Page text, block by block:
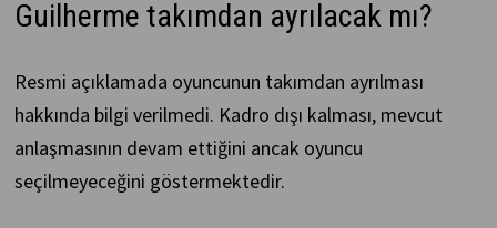
Guilherme takımdan ayrılacak mı?
Resmi açıklamada oyuncunun takımdan ayrılması
hakkında bilgi verilmedi. Kadro dışı kalması, mevcut
anlaşmasının devam ettiğini ancak oyuncu
seçilmeyeceğini göstermektedir.